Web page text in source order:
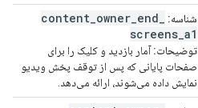
شناسه: content owner end
screens a1
توضیحات:آمار بازدید و کلیک را برای
صفحات پایانی که پس از توقف پخش ویدیو
نمایش داده می‌شوند، ارائه می‌دهد.